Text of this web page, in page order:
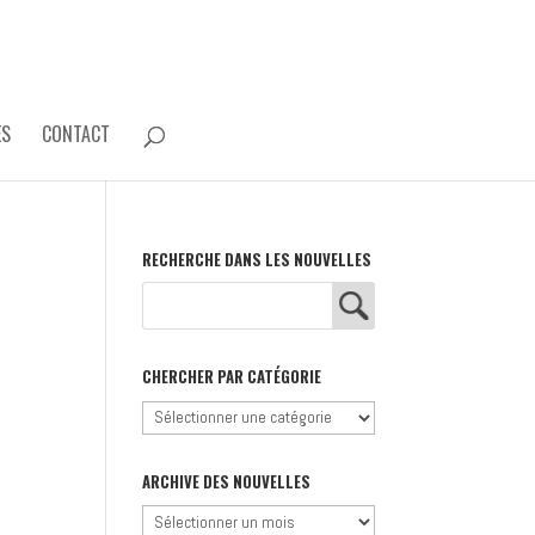
CONTACT
RECHERCHE DANS LES NOUVELLES
CHERCHER PAR CATÉGORIE
Chercher
catégorie
ARCHIVE DES NOUVELLES
Archive